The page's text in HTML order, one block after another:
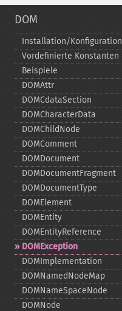
DOM
Installation/Konfiguration
Vordefinierte Konstanten
Beispiele
DOMAttr
DOMCdataSection
DOMCharacterData
DOMChildNode
DOMComment
DOMDocument
DOMDocumentFragment
DOMDocumentType
DOMElement
DOMEntity
DOMEntityReference
DOMException
DOMImplementation
DOMNamedNodeMap
DOMNameSpaceNode
DOMNode